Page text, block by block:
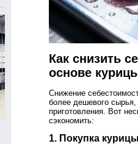
Как снизить
основе
Снижение
более дешевого сырья,
приготовления. Вот
сэкономить:
1. Покупка